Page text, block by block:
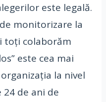
este legală.
monitorizare la
toți colaborăm
este cea mai
la nivel
de ani de